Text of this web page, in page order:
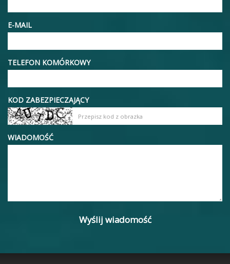
E-MAIL
TELEFON KOMÓRKOWY
KOD ZABEZPIECZAJĄCY
WIADOMOŚĆ